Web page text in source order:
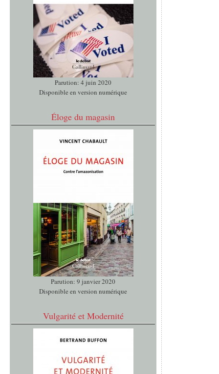
Parution: 4 juin 2020
Disponible en version numérique
Éloge du magasin
Parution: 9 janvier 2020
Disponible en version numérique
Vulgarité et Modernité